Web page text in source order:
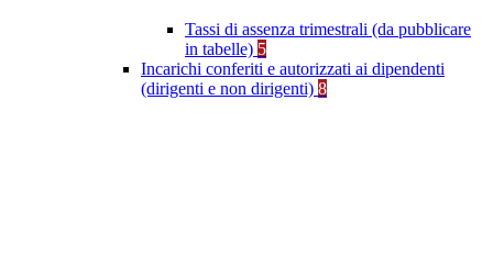
Tassi di assenza trimestrali (da pubblicare
in tabelle) 5
Incarichi conferiti e autorizzati ai dipendenti
(dirigenti e non dirigenti) 8